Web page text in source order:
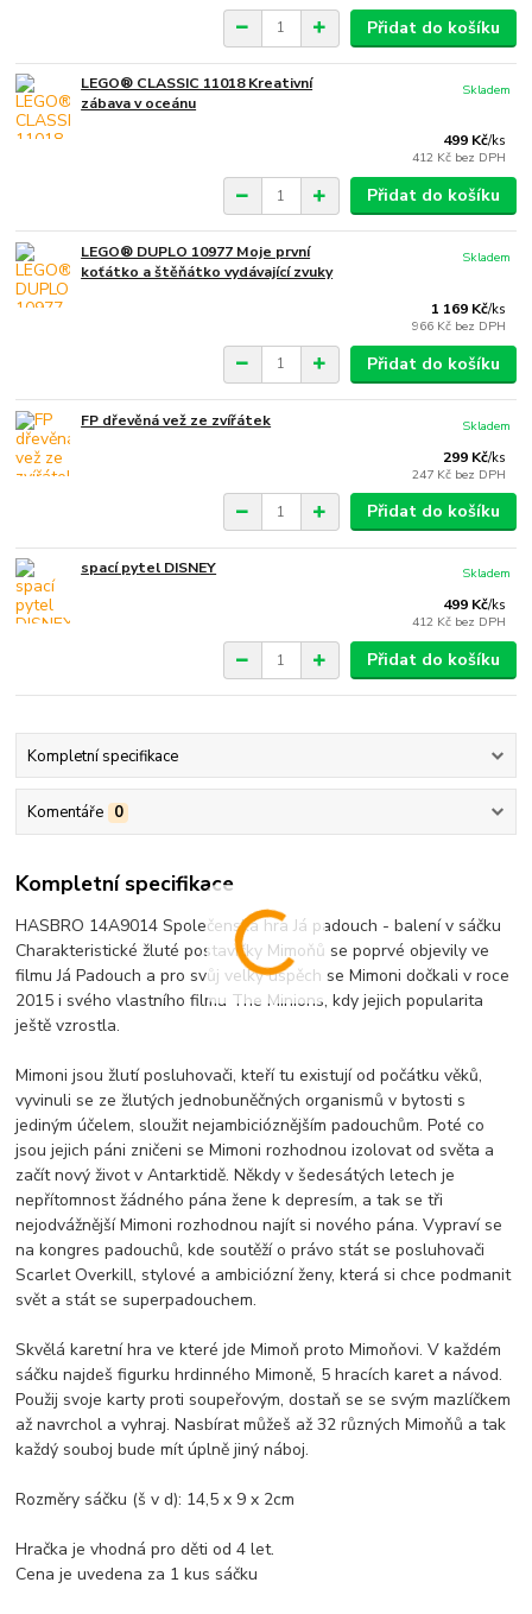
Přidat do košíku
LEGO® CLASSIC 11018 Kreativní
zábava v oceánu
499 Kč/ks
412 Kč bez DPH
Skladem
Přidat do košíku
LEGO® DUPLO 10977 Moje první
koťátko a štěňátko vydávající zvuky
1 169 Kč/ks
966 Kč bez DPH
Skladem
Přidat do košíku
FP dřevěná vež ze zvířátek
299 Kč/ks
247 Kč bez DPH
Skladem
Přidat do košíku
spací pytel DISNEY
499 Kč/ks
412 Kč bez DPH
Skladem
Přidat do košíku
Kompletní specifikace
Komentáře 0
Kompletní specifikace
HASBRO 14A9014 Společenská hra Já padouch - balení v sáčku
Charakteristické žluté postavičky Mimoňů se poprvé objevily ve
filmu Já Padouch a pro svůj velký úspěch se Mimoni dočkali v roce
2015 i svého vlastního filmu The Minions, kdy jejich popularita
ještě vzrostla.
Mimoni jsou žlutí posluhovači, kteří tu existují od počátku věků,
vyvinuli se ze žlutých jednobuněčných organismů v bytosti s
jediným účelem, sloužit nejambicióznějším padouchům. Poté co
jsou jejich páni zničeni se Mimoni rozhodnou izolovat od světa a
začít nový život v Antarktidě. Někdy v šedesátých letech je
nepřítomnost žádného pána žene k depresím, a tak se tři
nejodvážnější Mimoni rozhodnou najít si nového pána. Vypraví se
na kongres padouchů, kde soutěží o právo stát se posluhovači
Scarlet Overkill, stylové a ambiciózní ženy, která si chce podmanit
svět a stát se superpadouchem.
Skvělá karetní hra ve které jde Mimoň proto Mimoňovi. V každém
sáčku najdeš figurku hrdinného Mimoně, 5 hracích karet a návod.
Použij svoje karty proti soupeřovým, dostaň se se svým mazlíčkem
až navrchol a vyhraj. Nasbírat můžeš až 32 různých Mimoňů a tak
každý souboj bude mít úplně jiný náboj.
Rozměry sáčku (š v d): 14,5 x 9 x 2cm
Hračka je vhodná pro děti od 4 let.
Cena je uvedena za 1 kus sáčku